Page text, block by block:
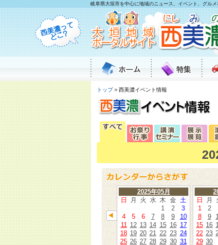
岐阜県大垣市を中心に地域のニュース、イベント、グル
トップ> 西美濃イベント情報
2025年05月
日
月 火 水 木 金 土
1
2
3
4
5 6 7 8 9
10
11 12 13 14 15 16 17
18 19 20 21 22 23 24
25 26 27 28 29 30 31
日
月
1
2
8
9
15 16
22 23
29 30